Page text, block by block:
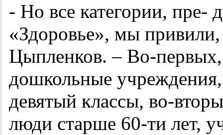
- Но все категории, пре-
«Здоровье», мы
Цыпленков. – Во-
дошкольные
девятый классы, во-
люди старше 60-ти лет,